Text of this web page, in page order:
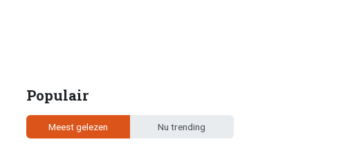
Populair
Meest gelezen Nu trending